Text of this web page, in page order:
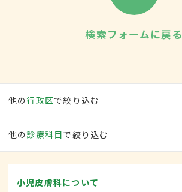
検索フォームに戻る
他の行政区で絞り込む
他の 診療科目で絞り込む
小児皮膚科について